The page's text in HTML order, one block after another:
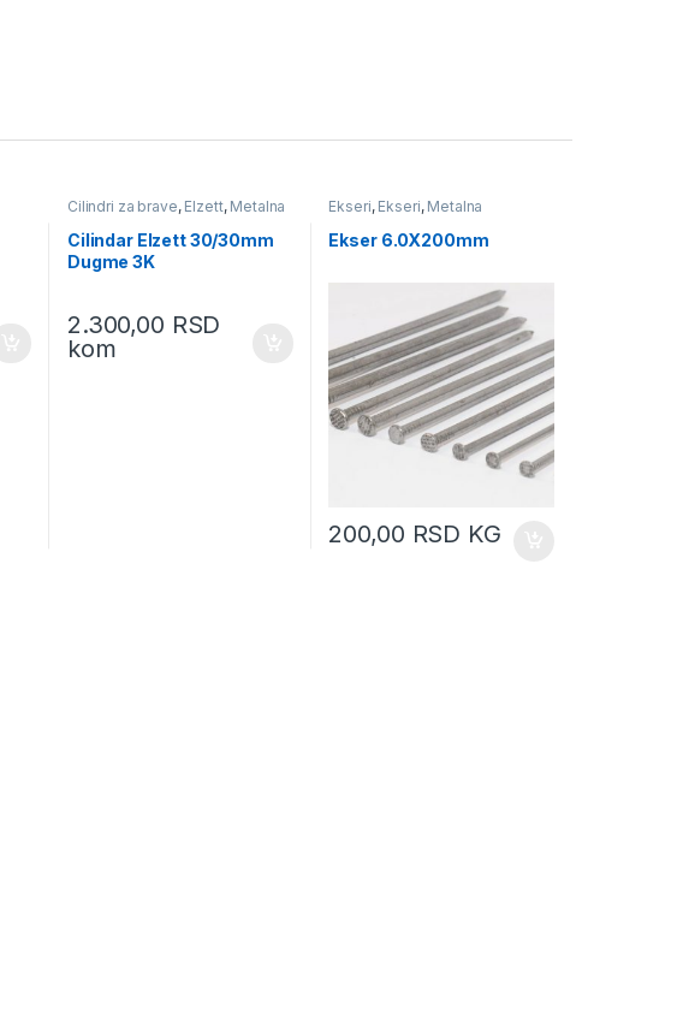
Cilindri za brave, Elzett, Metalna
prozore
Cilindar Elzett 30/30mm
Dugme 3K
2.300,00 RSD
kom
Ekseri, Ekseri, Metalna
Ekser 6.0X200mm
200,00 RSD KG